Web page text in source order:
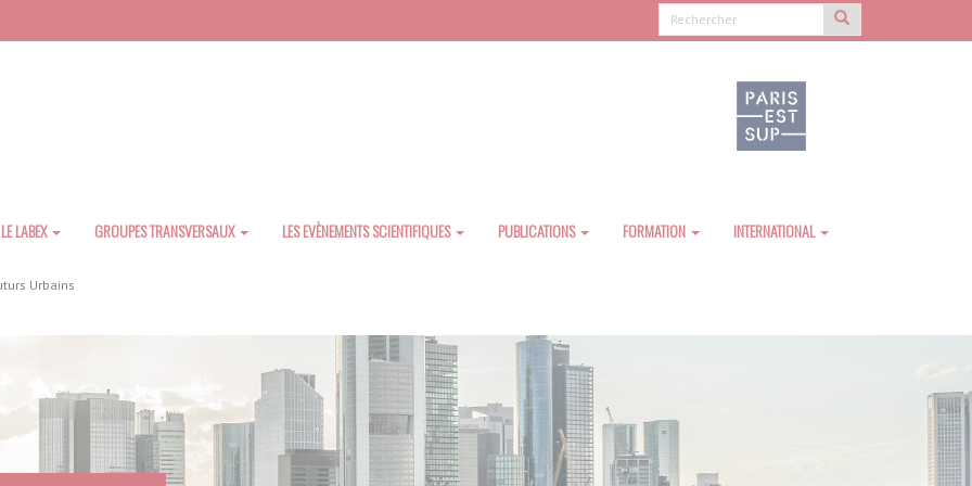
LE LABEX GROUPES TRANSVERSAUX LES EVÈNEMENTS SCIENTIFIQUES PUBLICATIONS FORMATION INTERNATIONAL
Urbains